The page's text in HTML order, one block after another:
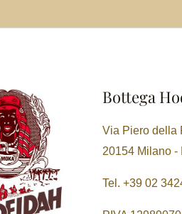
Bottega
Via Piero della
20154 Milano -
Tel. +39 02